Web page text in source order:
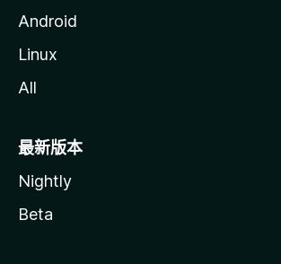
Android
Linux
All
最新版本
Nightly
Beta